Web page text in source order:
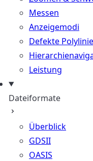
Messen
Anzeigemodi
Defekte
Leistung
Dateiformate
Überblick
GDSII
OASIS